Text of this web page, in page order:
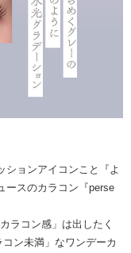
ションアイコンこと『よ
ースのカラコン『perse
ラコン感」は出したく
ン未満」なワンデーカ